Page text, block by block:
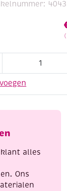
alles
Ons